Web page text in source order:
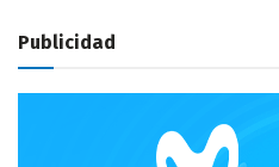
Publicidad